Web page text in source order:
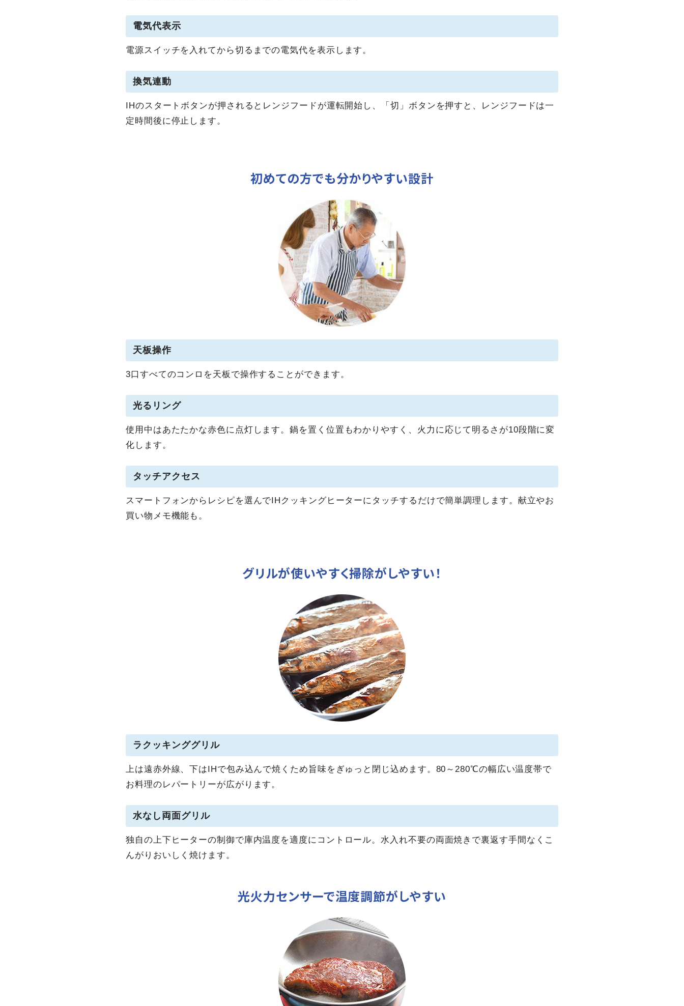
電気代表示
電源スイッチを入れてから切るまでの電気代を表示します。
換気連動
IHのスタートボタンが押されるとレンジフードが運転開始し、「切」ボタンを押すと、レンジフードは一
定時間後に停止します。
初めての方でも分かりやすい設計
天板操作
3口すべてのコンロを天板で操作することができます。
光るリング
使用中はあたたかな赤色に点灯します。鍋を置く位置もわかりやすく、火力に応じて明るさが10段階に変
化します。
タッチアクセス
スマートフォンからレシピを選んでIHクッキングヒーターにタッチするだけで簡単調理します。献立やお
買い物メモ機能も。
グリルが使いやすく掃除がしやすい！
ラクッキンググリル
上は遠赤外線、下はIHで包み込んで焼くため旨味をぎゅっと閉じ込めます。80～280℃の幅広い温度帯で
お料理のレパートリーが広がります。
水なし両面グリル
独自の上下ヒーターの制御で庫内温度を適度にコントロール。水入れ不要の両面焼きで裏返す手間なくこ
んがりおいしく焼けます。
光火力センサーで温度調節がしやすい